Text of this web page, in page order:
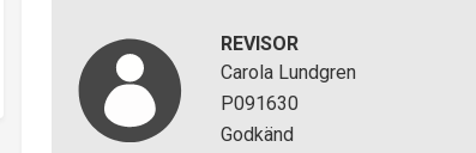
REVISOR
Carola Lundgren
P091630
Godkänd